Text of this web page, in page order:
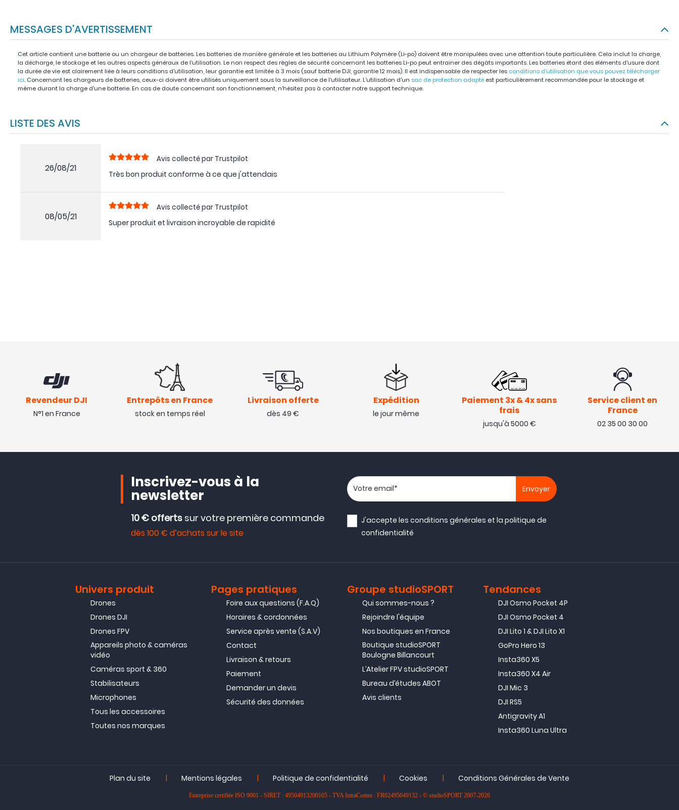
MESSAGES D'AVERTISSEMENT
Cet article contient une batterie ou un chargeur de batteries. Les batteries de manière générale et les batteries au Lithium Polymère (Li-po) doivent être manipulées avec une attention toute particulière. Cela inclut la charge,
la décharge, le stockage et les autres aspects généraux de l'utilisation. Le non respect des règles de sécurité concernant les batteries Li-po peut entrainer des dégâts importants. Les batteries étant des éléments d'usure dont
la durée de vie est clairement liée à leurs conditions d'utilisation, leur garantie est limitée à 3 mois (sauf batterie DJI, garantie 12 mois). Il est indispensable de respecter les conditions d'utilisation que vous pouvez télécharger
ici. Concernant les chargeurs de batteries, ceux-ci doivent être utilisés uniquement sous la surveillance de l'utilisateur. L'utilisation d'un sac de protection adapté est particulièrement recommandée pour le stockage et
même durant la charge d'une batterie. En cas de doute concernant son fonctionnement, n'hésitez pas à contacter notre support technique.
LISTE DES AVIS
26/08/21
Avis collecté par Trustpilot
Très bon produit conforme à ce que j'attendais
08/05/21
Avis collecté par Trustpilot
Super produit et livraison incroyable de rapidité
Revendeur DJI
N°1 en France
Entrepôts en France
stock en temps réel
Livraison offerte
dès 49 €
Expédition
le jour même
Paiement 3x & 4x sans
frais
jusqu'à 5000 €
Service client en
France
02 35 00 30 00
Inscrivez-vous à la
newsletter
10 € offerts sur votre première commande
dès 100 € d’achats sur le site
Votre adresse email
J'accepte lesconditions générales et lapolitique de
confidentialité
Univers produit
Drones
Drones DJI
Drones FPV
Appareils photo & caméras
vidéo
Caméras sport & 360
Stabilisateurs
Microphones
Tous les accessoires
Toutes nos marques
Pages pratiques
Foire aux questions (F.A.Q)
Horaires & cordonnées
Service après vente (S.A.V)
Contact
Livraison & retours
Paiement
Demander un devis
Sécurité des données
Groupe studioSPORT
Qui sommes-nous ?
Rejoindre l'équipe
Nos boutiques en France
Boutique studioSPORT
Boulogne Billancourt
L’Atelier FPV studioSPORT
Bureau d’études ABOT
Avis clients
Tendances
DJI Osmo Pocket 4P
DJI Osmo Pocket 4
DJI Lito 1 & DJI Lito X1
GoPro Hero 13
Insta360 X5
Insta360 X4 Air
DJI Mic 3
DJI RS5
Antigravity A1
Insta360 Luna Ultra
Plan du site | Mentions légales | Politique de confidentialité | Cookies | Conditions Générales de Vente
Entreprise certifiée ISO 9001 - SIRET : 49504913200105 - TVA IntraComm : FR02495049132 - © studioSPORT 2007-2026